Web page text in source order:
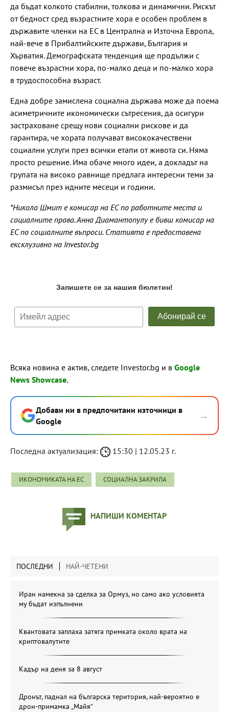
да бъдат колкото стабилни, толкова и динамични. Рискът
от бедност сред възрастните хора е особен проблем в
държавите членки на ЕС в Централна и Източна Европа,
най-вече в Прибалтийските държави, България и
Хърватия. Демографската тенденция ще продължи с
повече възрастни хора, по-малко деца и по-малко хора
в трудоспособна възраст.
Една добре замислена социална държава може да поема
асиметричните икономически сътресения, да осигури
застраховане срещу нови социални рискове и да
гарантира, че хората получават висококачествени
социални услуги през всички етапи от живота си. Няма
просто решение. Има обаче много идеи, а докладът на
групата на високо равнище предлага интересни теми за
размисъл през идните месеци и години.
*Никола Шмит е комисар на ЕС по работните места и
социалните права. Анна Диамантопулу е бивш комисар на
ЕС по социалните въпроси. Статията е предоставена
ексклузивно на Investor.bg
Всяка новина е актив, следете Investor.bg и в Google
News Showcase.
Добави ни в предпочитани източници в
Google
→
Последна актуализация: 15:30 | 12.05.23 г.
ИКОНОМИКАТА НА ЕС СОЦИАЛНА ЗАКРИЛА
НАПИШИ КОМЕНТАР
ПОСЛЕДНИ НАЙ-ЧЕТЕНИ
Иран намекна за сделка за Ормуз, но само ако условията
му бъдат изпълнени
Квантовата заплаха затяга примката около врата на
криптовалутите
Кадър на деня за 8 август
Дронът, паднал на българска територия, най-вероятно е
дрон-примамка „Майя“